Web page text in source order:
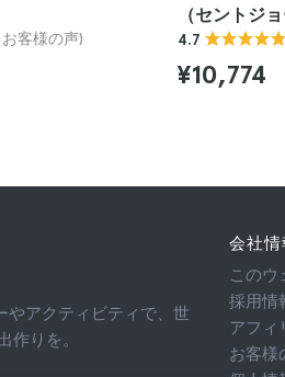
客様の声)
（セントジ
4.7
¥10,774
アクティビティで、世
作りを。
会社情
このウ
採用情
アフィ
お客様